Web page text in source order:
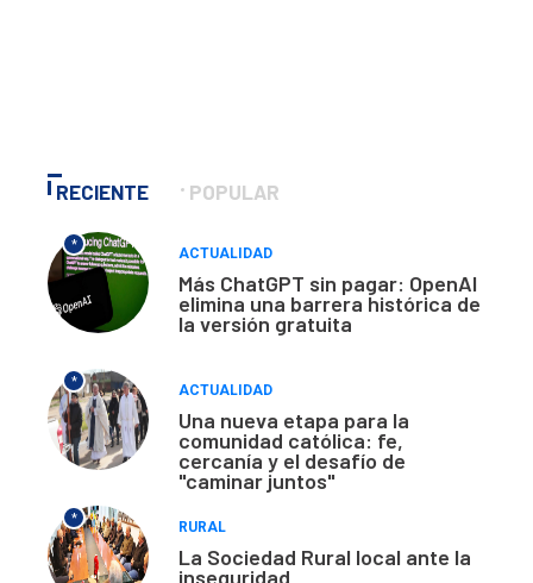
RECIENTE POPULAR
*
ACTUALIDAD
Más ChatGPT sin pagar: OpenAI
elimina una barrera histórica de
la versión gratuita
*
ACTUALIDAD
Una nueva etapa para la
comunidad católica: fe,
cercanía y el desafío de
"caminar juntos"
*
RURAL
La Sociedad Rural local ante la
inseguridad